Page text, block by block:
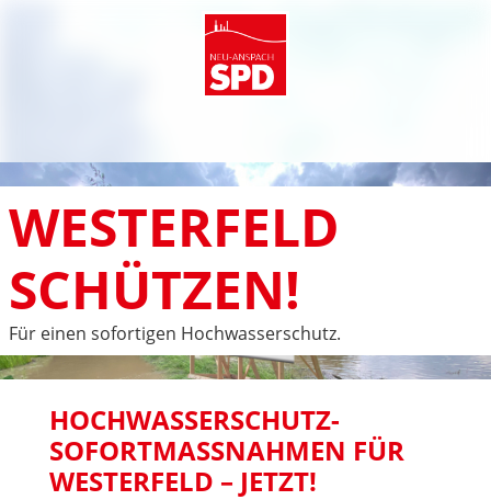
WESTERFELD
SCHÜTZEN!
Für einen sofortigen Hochwasserschutz.
HOCHWASSERSCHUTZ-
SOFORTMASSNAHMEN FÜR W
ESTERFELD – JETZT!